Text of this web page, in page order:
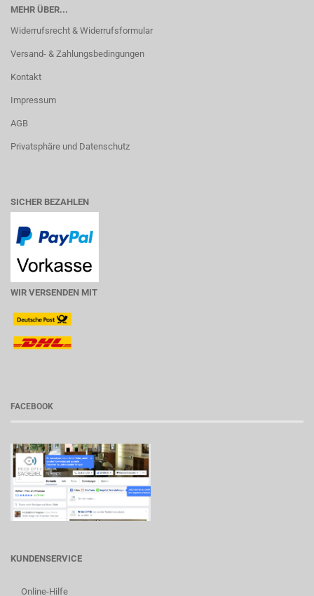
MEHR ÜBER...
Widerrufsrecht & Widerrufsformular
Versand- & Zahlungsbedingungen
Kontakt
Impressum
AGB
Privatsphäre und Datenschutz
SICHER BEZAHLEN
WIR VERSENDEN MIT
FACEBOOK
KUNDENSERVICE
Online-Hilfe